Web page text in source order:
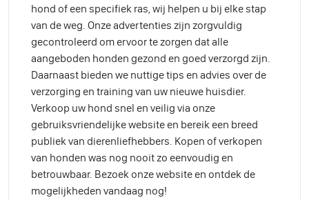
hond of een specifiek ras, wij helpen u bij elke stap
van de weg. Onze advertenties zijn zorgvuldig
gecontroleerd om ervoor te zorgen dat alle
aangeboden honden gezond en goed verzorgd zijn.
Daarnaast bieden we nuttige tips en advies over de
verzorging en training van uw nieuwe huisdier.
Verkoop uw hond snel en veilig via onze
gebruiksvriendelijke website en bereik een breed
publiek van dierenliefhebbers. Kopen of verkopen
van honden was nog nooit zo eenvoudig en
betrouwbaar. Bezoek onze website en ontdek de
mogelijkheden vandaag nog!